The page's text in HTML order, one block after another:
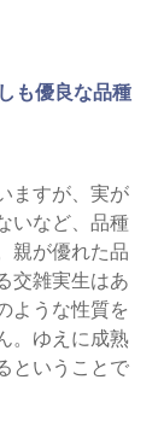
も優良な品種
ますが、実が
いなど、品種
親が優れた品
交雑実生はあ
ような性質を
。ゆえに成熟
ということで